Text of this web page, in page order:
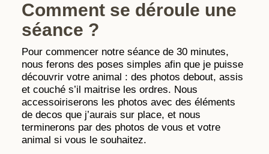
Comment se déroule une
séance ?
Pour commencer notre séance de 30 minutes,
nous ferons des poses simples afin que je puisse
découvrir votre animal : des photos debout, assis
et couché s’il maitrise les ordres. Nous
accessoiriserons les photos avec des éléments
de decos que j’aurais sur place, et nous
terminerons par des photos de vous et votre
animal si vous le souhaitez.